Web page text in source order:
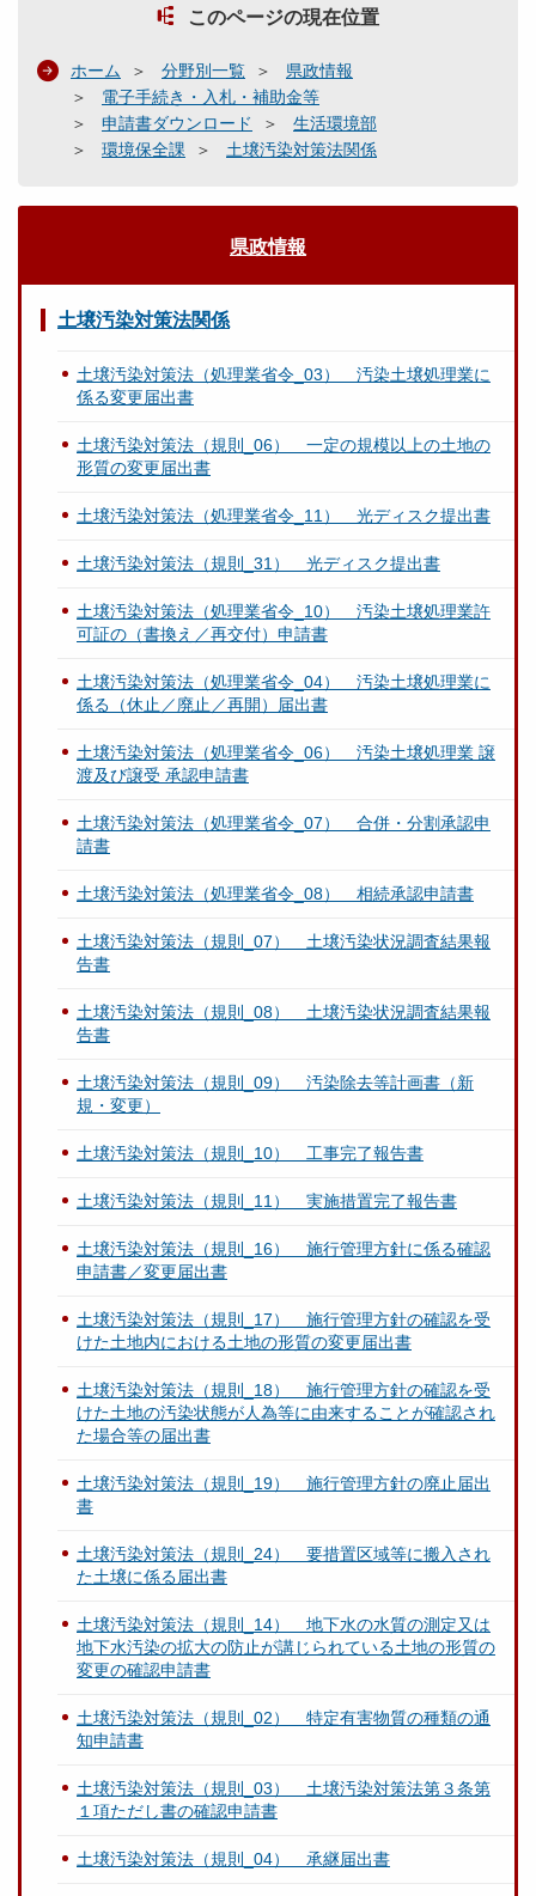
このページの現在位置
ホーム 分野別一覧
県政情報
電子手続き・入札・補助金等
申請書ダウンロード
生活環境部
環境保全課
土壌汚染対策法関係
県政情報
土壌汚染対策法関係
土壌汚染対策法（処理業省令_03） 汚染土壌処理業に
係る変更届出書
土壌汚染対策法（規則_06） 一定の規模以上の土地の
形質の変更届出書
土壌汚染対策法（処理業省令_11） 光ディスク提出書
土壌汚染対策法（規則_31） 光ディスク提出書
土壌汚染対策法（処理業省令_10） 汚染土壌処理業許
可証の（書換え／再交付）申請書
土壌汚染対策法（処理業省令_04） 汚染土壌処理業に
係る（休止／廃止／再開）届出書
土壌汚染対策法（処理業省令_06） 汚染土壌処理業 譲
渡及び譲受 承認申請書
土壌汚染対策法（処理業省令_07） 合併・分割承認申
請書
土壌汚染対策法（処理業省令_08） 相続承認申請書
土壌汚染対策法（規則_07） 土壌汚染状況調査結果報
告書
土壌汚染対策法（規則_08） 土壌汚染状況調査結果報
告書
土壌汚染対策法（規則_09） 汚染除去等計画書（新
規・変更）
土壌汚染対策法（規則_10） 工事完了報告書
土壌汚染対策法（規則_11） 実施措置完了報告書
土壌汚染対策法（規則_16） 施行管理方針に係る確認
申請書／変更届出書
土壌汚染対策法（規則_17） 施行管理方針の確認を受
けた土地内における土地の形質の変更届出書
土壌汚染対策法（規則_18） 施行管理方針の確認を受
けた土地の汚染状態が人為等に由来することが確認され
た場合等の届出書
土壌汚染対策法（規則_19） 施行管理方針の廃止届出
書
土壌汚染対策法（規則_24） 要措置区域等に搬入され
た土壌に係る届出書
土壌汚染対策法（規則_14） 地下水の水質の測定又は
地下水汚染の拡大の防止が講じられている土地の形質の
変更の確認申請書
土壌汚染対策法（規則_02） 特定有害物質の種類の通
知申請書
土壌汚染対策法（規則_03） 土壌汚染対策法第３条第
１項ただし書の確認申請書
土壌汚染対策法（規則_04） 承継届出書